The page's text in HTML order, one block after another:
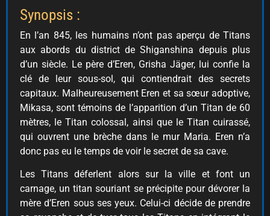
Synopsis :
En l’an 845, les humains n’ont pas aperçu de Titans
aux abords du district de Shiganshina depuis plus
d’un siècle. Le père d’Eren, Grisha Jäger, lui confie la
clé de leur sous-sol, qui contiendrait des secrets
capitaux. Malheureusement Eren et sa sœur adoptive,
Mikasa, sont témoins de l’apparition d’un Titan de 60
mètres, le Titan colossal, ainsi que le Titan cuirassé,
qui ouvrent une brèche dans le mur Maria. Eren n’a
donc pas eu le temps de voir le secret de sa cave.
Les Titans déferlent alors sur la ville et font un
carnage, un titan souriant se précipite pour dévorer la
mère d’Eren sous ses yeux. Celui-ci décide de prendre